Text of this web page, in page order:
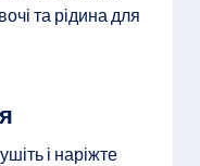
та рідина для
і наріжте